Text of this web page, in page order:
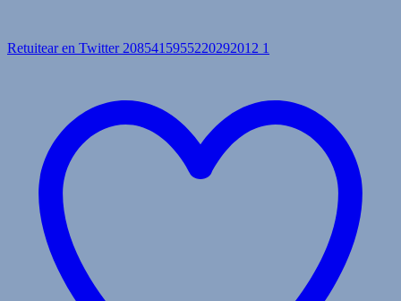
Retuitear en Twitter 2085415955220292012 1